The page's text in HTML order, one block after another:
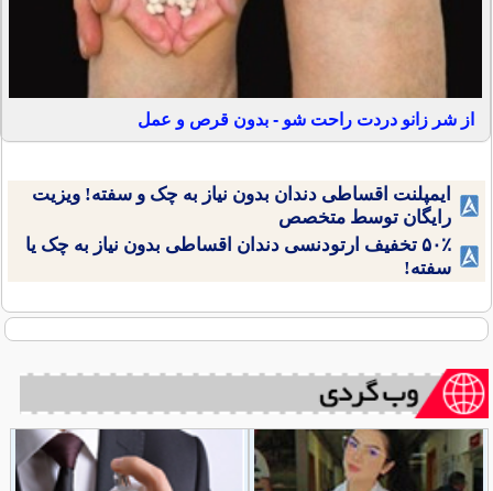
از شر زانو دردت راحت شو - بدون قرص و عمل
ایمپلنت اقساطی دندان بدون نیاز به چک و سفته! ویزیت
رایگان توسط متخصص
۵۰٪ تخفیف ارتودنسی دندان اقساطی بدون نیاز به چک یا
سفته!